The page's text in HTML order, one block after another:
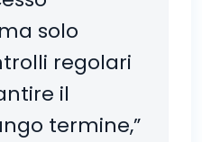
solo
regolari
il
termine,”